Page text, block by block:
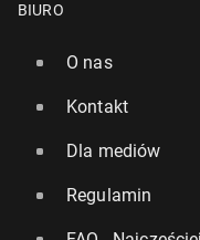
BIURO
O nas
Kontakt
Dla mediów
Regulamin